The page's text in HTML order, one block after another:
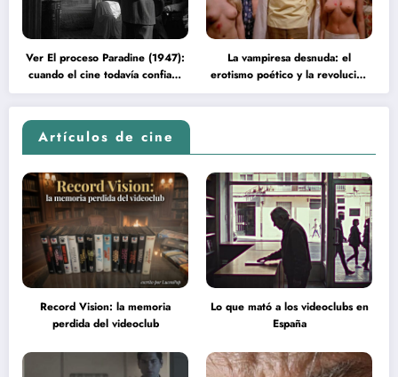
Ver El proceso Paradine (1947):
cuando el cine todavía confiaba
en la inteligencia del espectador
La vampiresa desnuda: el
erotismo poético y la revolución
psicodélica de Jean Rollin
Artículos de cine
Record Vision: la memoria
perdida del videoclub
Lo que mató a los videoclubs en
España